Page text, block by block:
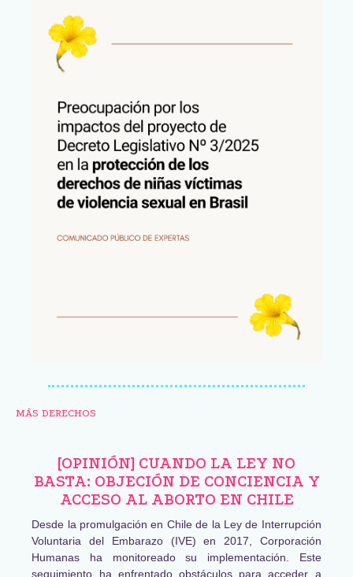
MÁS DERECHOS
[OPINIÓN] CUANDO LA LEY NO
BASTA: OBJECIÓN DE CONCIENCIA Y
ACCESO AL ABORTO EN CHILE
Desde la promulgación en Chile de la Ley de Interrupción
Voluntaria del Embarazo (IVE) en 2017, Corporación
Humanas ha monitoreado su implementación. Este
seguimiento ha enfrentado obstáculos para acceder a